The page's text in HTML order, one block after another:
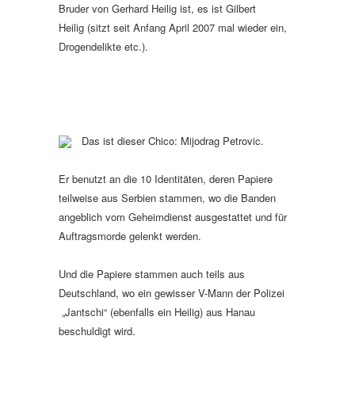
Bruder von Gerhard Heilig ist, es ist Gilbert
Heilig (sitzt seit Anfang April 2007 mal wieder ein,
Drogendelikte etc.).
Das ist dieser Chico: Mijodrag Petrovic.
Er benutzt an die 10 Identitäten, deren Papiere
teilweise aus Serbien stammen, wo die Banden
angeblich vom Geheimdienst ausgestattet und für
Auftragsmorde gelenkt werden.
Und die Papiere stammen auch teils aus
Deutschland, wo ein gewisser V-Mann der Polizei
„Jantschi“ (ebenfalls ein Heilig) aus Hanau
beschuldigt wird.